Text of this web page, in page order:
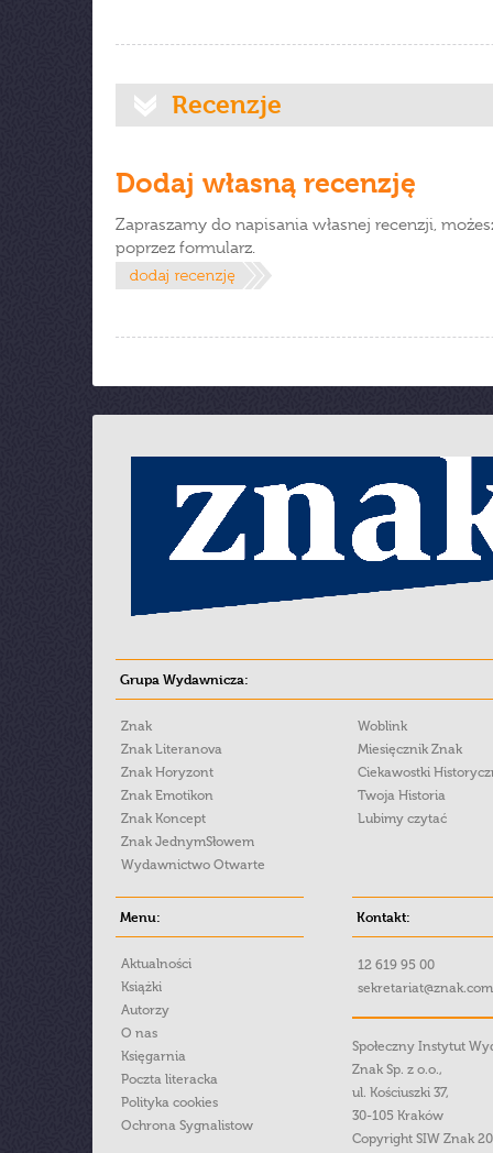
Recenzje
Dodaj własną recenzję
Zapraszamy do napisania własnej recenzji,
poprzez formularz.
Grupa Wydawnicza:
Znak
Znak Literanova
Znak Horyzont
Znak Emotikon
Znak Koncept
Znak JednymSłowem
Wydawnictwo Otwarte
Woblink
Miesięcznik Znak
Ciekawostki
Twoja Historia
Lubimy czytać
Menu:
Aktualności
Książki
Autorzy
O nas
Księgarnia
Poczta literacka
Polityka cookies
Ochrona Sygnalistow
Kontakt:
12 619 95 00
Społeczny Instytut
Znak Sp. z o.o.,
ul. Kościuszki 37,
30-105 Kraków
Copyright SIW Znak